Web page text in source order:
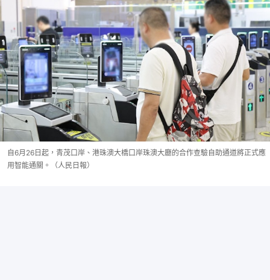
自6月26日起，青茂口岸、港珠澳大橋口岸珠澳大廳的合作查驗自助通道將正式應
用智能通關。（人民日報）